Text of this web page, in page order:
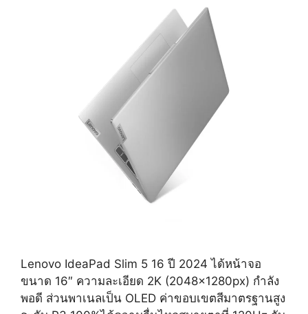
Lenovo IdeaPad Slim 5 16 ปี 2024 ได้หน้าจอ
ขนาด 16″ ความละเอียด 2K (2048x1280px) กำลัง
พอดี ส่วนพาเนลเป็น OLED ค่าขอบเขตสีมาตรฐานสูง